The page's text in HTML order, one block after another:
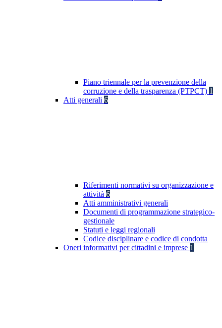
Piano triennale per la prevenzione della
corruzione e della trasparenza (PTPCT) 1
Atti generali 6
Riferimenti normativi su organizzazione e
attività 6
Atti amministrativi generali
Documenti di programmazione strategico-
gestionale
Statuti e leggi regionali
Codice disciplinare e codice di condotta
Oneri informativi per cittadini e imprese 1